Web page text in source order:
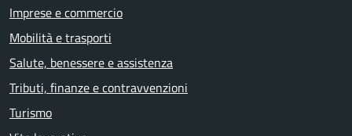
Imprese e commercio
Mobilità e trasporti
Salute, benessere e assistenza
Tributi, finanze e contravvenzioni
Turismo